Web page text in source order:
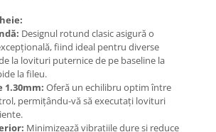
Designul rotund clasic asigură o
fiind ideal pentru diverse
la lovituri puternice de pe baseline la
la fileu.
1.30mm: Oferă un echilibru optim între
permițându-vă să executați lovituri
Minimizează vibrațiile dure și reduce